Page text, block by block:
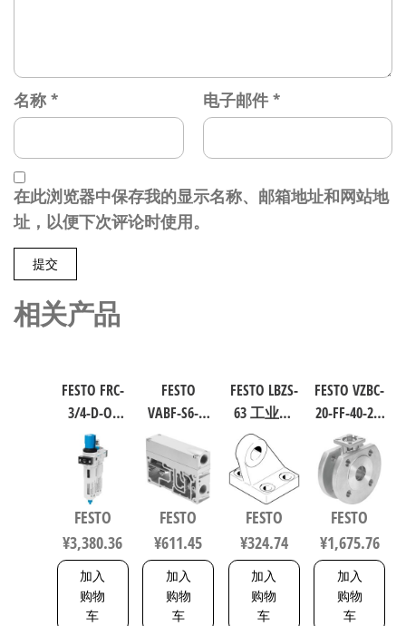
名称 * 电子邮件 *
在此浏览器中保存我的显示名称、邮箱地址和网站地
址，以便下次评论时使用。
相关产品
FESTO FRC-
3/4-D-O-
MAXI 过滤
减压阀润
滑器组合
符合ISO
8573-1:2010
162744
FESTO
¥3,380.36
加入
购物
车
FESTO
VABF-S6-1-
P1A7-G12
软启动阀
539231
FESTO
¥611.45
加入
购物
车
FESTO LBZS-
63 工业自
动化零部
件 规格63
33846
FESTO
¥324.74
加入
购物
车
FESTO VZBC-
20-FF-40-22-
F0304-V4V4T
电磁阀/控
制阀 规格
20，行程
40mm
1692200
FESTO
¥1,675.76
加入
购物
车